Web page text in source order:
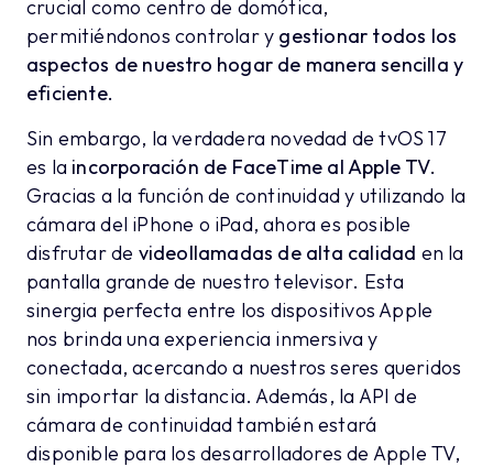
crucial como centro de domótica,
permitiéndonos controlar y gestionar todos los
aspectos de nuestro hogar de manera sencilla y
eficiente.
Sin embargo, la verdadera novedad de tvOS 17
es la incorporación de FaceTime al Apple TV.
Gracias a la función de continuidad y utilizando la
cámara del iPhone o iPad, ahora es posible
disfrutar de videollamadas de alta calidad en la
pantalla grande de nuestro televisor. Esta
sinergia perfecta entre los dispositivos Apple
nos brinda una experiencia inmersiva y
conectada, acercando a nuestros seres queridos
sin importar la distancia. Además, la API de
cámara de continuidad también estará
disponible para los desarrolladores de Apple TV,